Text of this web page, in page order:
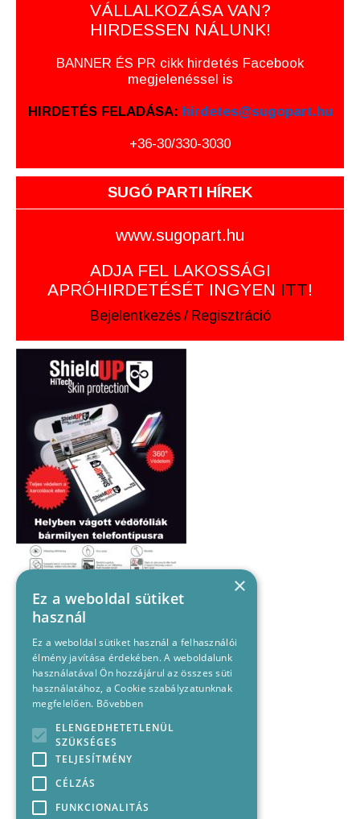
VÁLLALKOZÁSA VAN?
HIRDESSEN NÁLUNK!
BANNER ÉS PR cikk hirdetés Facebook
megjelenéssel is
HIRDETÉS FELADÁSA: hirdetes@sugopart.hu
+36-30/330-3030
SUGÓ PARTI HÍREK
www.sugopart.hu
ADJA FEL LAKOSSÁGI
APRÓHIRDETÉSÉT INGYEN ITT!
Bejelentkezés / Regisztráció
×
Ez a weboldal sütiket
használ
Ez a weboldal sütiket használ a felhasználói
élmény javítása érdekében. A weboldalunk
használatával Ön hozzájárul az összes süti
használatához, a Cookie szabályzatunknak
megfelelően. Bővebben
ELENGEDHETETLENÜL
SZÜKSÉGES
TELJESÍTMÉNY
CÉLZÁS
FUNKCIONALITÁS